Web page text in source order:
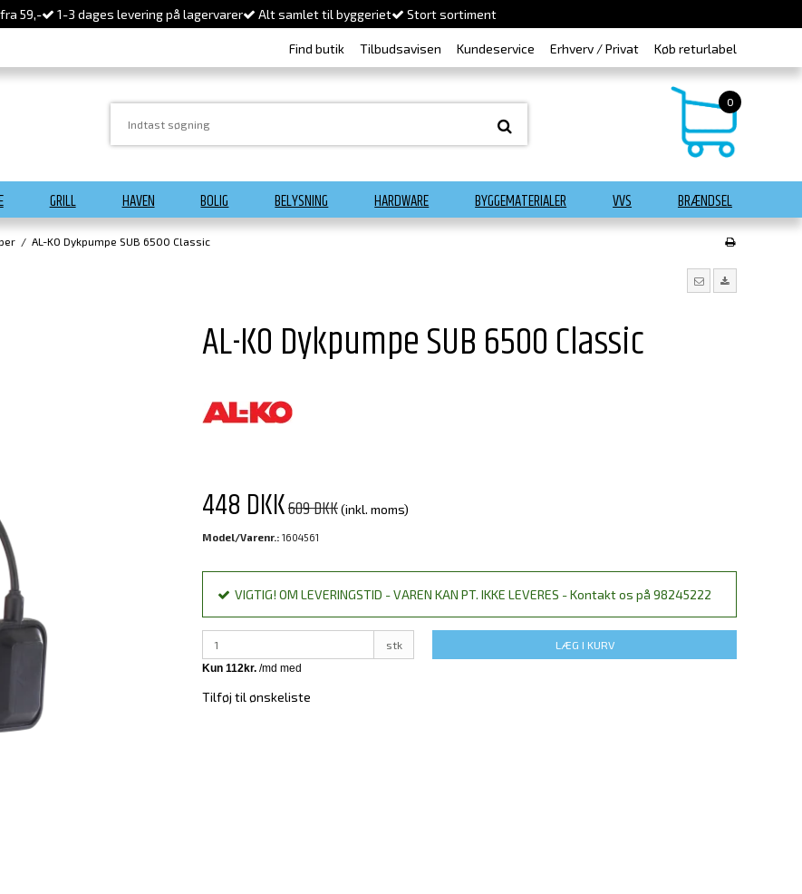
59,- 1-3 dages levering på lagervarer Alt samlet til byggeriet Stort sortiment
Find butik Tilbudsavisen Kundeservice Erhverv / Privat Køb returlabel
0
GRILL HAVEN BOLIG BELYSNING HARDWARE BYGGEMATERIALER VVS BRÆNDSEL
/ AL-KO Dykpumpe SUB 6500 Classic
AL-KO Dykpumpe SUB 6500 Classic
448 DKK609 DKK(inkl. moms)
Model/Varenr.: 1604561
VIGTIG! OM LEVERINGSTID - VAREN KAN PT. IKKE LEVERES - Kontakt os på 98245222
stk LÆG I KURV
Tilføj til ønskeliste